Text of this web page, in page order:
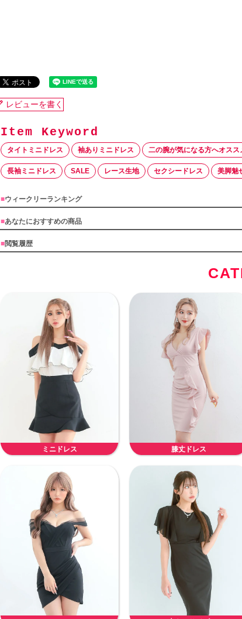
レビューを書く
タイトミニドレス 袖ありミニドレス 二の腕が気になる方へオスス
長袖ミニドレス SALE レース生地 セクシードレス 美脚魅
■ウィークリーランキング
■あなたにおすすめの商品
■閲覧履歴
ミニドレス 膝丈ドレス